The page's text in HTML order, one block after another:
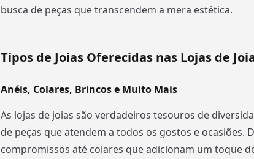
busca de peças que transcendem a mera estética.
Tipos de Joias Oferecidas nas Lojas de
Anéis, Colares, Brincos e Muito Mais
As lojas de joias são verdadeiros tesouros de
de peças que atendem a todos os gostos e ocasiões.
compromissos até colares que adicionam um toque